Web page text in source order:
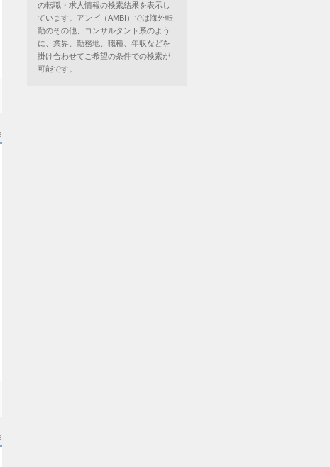
の転職・求人情報の検索結果を表示し
ています。アンビ（AMBI）では海外転
勤のその他、コンサルタント系のよう
に、業界、勤務地、職種、年収などを
掛け合わせてご希望の条件での検索が
可能です。